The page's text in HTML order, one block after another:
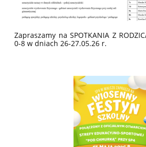
Zapraszamy na SPOTKANIA Z
0-8 w dniach 26-27.05.26 r.